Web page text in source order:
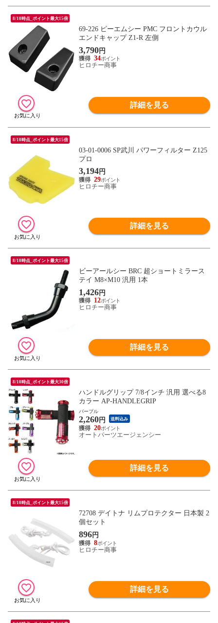
8/10時点_ポイント最大15倍
69-226 ピーエムシー PMC フロントカウル
エンドキャップ Z1-R 左側
3,790円
34
ヒロチー商事
詳細を見る
8/10時点_ポイント最大15倍
03-01-0006 SP武川 パワーフィルター Z125
プロ
3,194円
29
ヒロチー商事
詳細を見る
8/10時点_ポイント最大15倍
ビーアールシー BRC 超ショートミラース
テイ M8×M10 汎用 1本
1,426円
12
ヒロチー商事
詳細を見る
8/10時点_ポイント最大30倍
ハンドルグリップ 7/8インチ 汎用 選べる8
カラー AP-HANDLEGRIP
パープル
2,260円 送料込み
20
オートパーツエージェンシー
詳細を見る
8/10時点_ポイント最大15倍
72708 デイトナ リムプロテクター 日本製 2
個セット
896円
8
ヒロチー商事
詳細を見る